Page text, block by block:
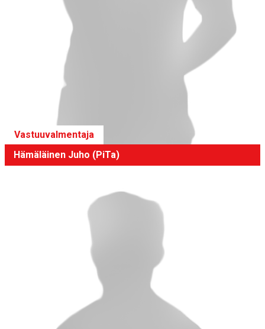
Vastuuvalmentaja
Hämäläinen Juho (PiTa)